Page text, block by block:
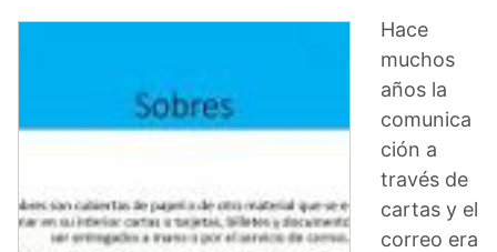
Hace
muchos
años la
comunica
ción a
través de
cartas y el
correo era